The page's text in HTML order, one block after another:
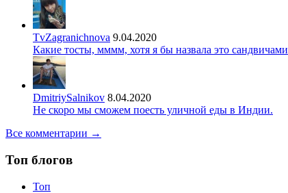
TvZagranichnova 9.04.2020
Какие тосты, мммм, хотя я бы назвала это сандвичами
DmitriySalnikov 8.04.2020
Не скоро мы сможем поесть уличной еды в Индии.
Все комментарии →
Топ блогов
Топ